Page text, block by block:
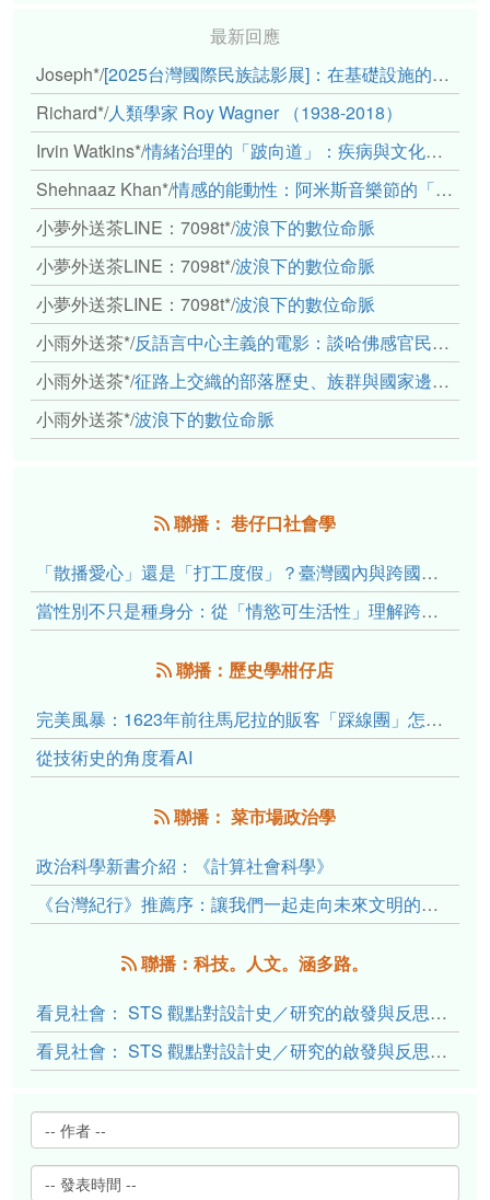
最新回應
Joseph*/[2025台灣國際民族誌影展]：在基礎設施的邊緣，聆聽人的呼吸
Richard*/人類學家 Roy Wagner （1938-2018）
Irvin Watkins*/情緒治理的「跛向道」：疾病與文化象徵的轉變舉例
Shehnaaz Khan*/情感的能動性：阿米斯音樂節的「對話觀察」
小夢外送茶LINE：7098t*/波浪下的數位命脈
小夢外送茶LINE：7098t*/波浪下的數位命脈
小夢外送茶LINE：7098t*/波浪下的數位命脈
小雨外送茶*/反語言中心主義的電影：談哈佛感官民族誌實驗室
小雨外送茶*/征路上交織的部落歷史、族群與國家邊界敘事： 《路有多長》、《高砂的翅膀》、《檔案／李光輝》
小雨外送茶*/波浪下的數位命脈
聯播： 巷仔口社會學
「散播愛心」還是「打工度假」？臺灣國內與跨國捐卵的利他修辭、金錢動機與身體代價
當性別不只是種身分：從「情慾可生活性」理解跨性別者的身體、慾望與認同探索
聯播：歷史學柑仔店
完美風暴：1623年前往馬尼拉的販客「踩線團」怎麼會困死於澎湖?
從技術史的角度看AI
聯播： 菜市場政治學
政治科學新書介紹：《計算社會科學》
《台灣紀行》推薦序：讓我們一起走向未來文明的備忘錄
聯播：科技。人文。涵多路。
看見社會： STS 觀點對設計史／研究的啟發與反思（下）
看見社會： STS 觀點對設計史／研究的啟發與反思（上）